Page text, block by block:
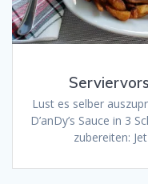
Lust es selber
D’anDy’s Sauce in 3
zubereiten: